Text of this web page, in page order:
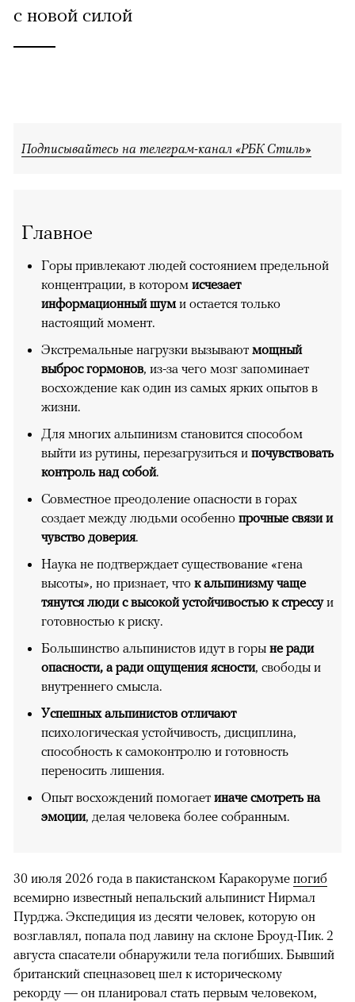
с новой силой
Подписывайтесь на телеграм-канал «РБК Стиль»
Главное
Горы привлекают людей состоянием предельной
концентрации, в котором исчезает
информационный шуми остается только
настоящий момент.
Экстремальные нагрузки вызывают мощный
выброс гормонов, из-за чего мозг запоминает
восхождение как один из самых ярких опытов в
жизни.
Для многих альпинизм становится способом
выйти из рутины, перезагрузиться и почувствовать
контроль над собой.
Совместное преодоление опасности в горах
создает между людьми особенно прочные связи и
чувство доверия.
Наука не подтверждает существование «гена
высоты», но признает, что к альпинизму чаще
тянутся люди с высокой устойчивостью к стрессуи
готовностью к риску.
Большинство альпинистов идут в горы не ради
опасности, а ради ощущения ясности, свободы и
внутреннего смысла.
Успешных альпинистов отличают
психологическая устойчивость, дисциплина,
способность к самоконтролю и готовность
переносить лишения.
Опыт восхождений помогает иначе смотреть на
эмоции, делая человека более собранным.
30 июля 2026 года в пакистанском Каракоруме погиб
всемирно известный непальский альпинист Нирмал
Пурджа. Экспедиция из десяти человек, которую он
возглавлял, попала под лавину на склоне Броуд-Пик. 2
августа спасатели обнаружили тела погибших. Бывший
британский спецназовец шел к историческому
рекорду — он планировал стать первым человеком,